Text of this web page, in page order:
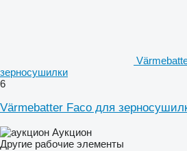
зерносушилки
6
Värmebatter Faco для
Аукцион
Другие рабочие элементы